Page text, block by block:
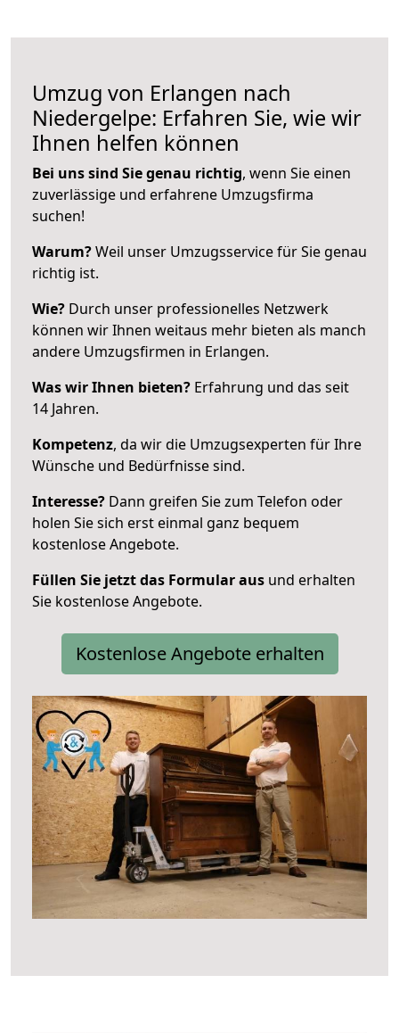
Umzug von Erlangen nach
Niedergelpe: Erfahren Sie, wie wir
Ihnen helfen können
Bei uns sind Sie genau richtig, wenn Sie einen
zuverlässige und erfahrene Umzugsfirma
suchen!
Warum?Weil unser Umzugsservice für Sie genau
richtig ist.
Wie? Durch unser professionelles Netzwerk
können wir Ihnen weitaus mehr bieten als manch
andere Umzugsfirmen in Erlangen.
Was wir Ihnen bieten? Erfahrung und das seit
14 Jahren.
Kompetenz, da wir die Umzugsexperten für Ihre
Wünsche und Bedürfnisse sind.
Interesse? Dann greifen Sie zum Telefon oder
holen Sie sich erst einmal ganz bequem
kostenlose Angebote.
Füllen Sie jetzt das Formular aus und erhalten
Sie kostenlose Angebote.
Kostenlose Angebote erhalten